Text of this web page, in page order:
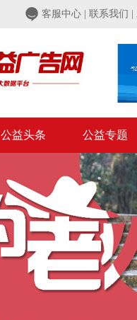
客服中心 联系我们
公益头条 公益专题